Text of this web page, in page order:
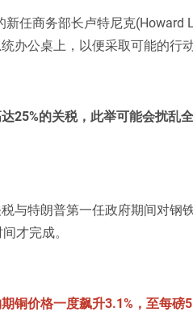
任商务部长卢特尼克(Howard
办公桌上，以便采取可能的行
25%的关税，此举可能会扰乱
与特朗普第一任政府期间对钢
才完成。
铜价格一度飙升3.1%，至每